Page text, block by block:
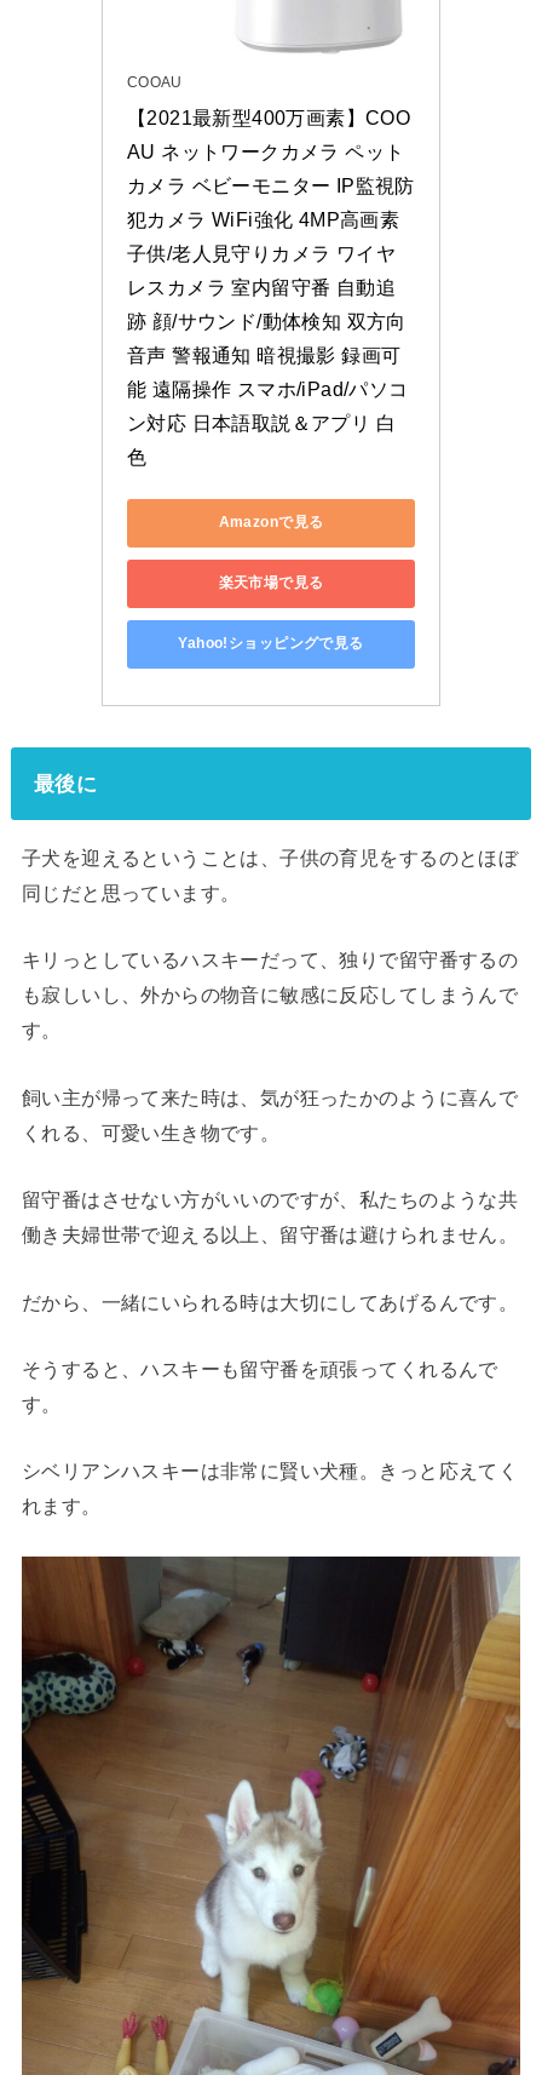
COOAU
【2021最新型400万画素】COO
AU ネットワークカメラ ペット
カメラ ベビーモニター IP監視防
犯カメラ WiFi強化 4MP高画素
子供/老人見守りカメラ ワイヤ
レスカメラ 室内留守番 自動追
跡 顔/サウンド/動体検知 双方向
音声 警報通知 暗視撮影 録画可
能 遠隔操作 スマホ/iPad/パソコ
ン対応 日本語取説＆アプリ 白
色
Amazonで見る
楽天市場で見る
Yahoo!ショッピングで見る
最後に
子犬を迎えるということは、子供の育児をするのとほぼ
同じだと思っています。
キリっとしているハスキーだって、独りで留守番するの
も寂しいし、外からの物音に敏感に反応してしまうんで
す。
飼い主が帰って来た時は、気が狂ったかのように喜んで
くれる、可愛い生き物です。
留守番はさせない方がいいのですが、私たちのような共
働き夫婦世帯で迎える以上、留守番は避けられません。
だから、一緒にいられる時は大切にしてあげるんです。
そうすると、ハスキーも留守番を頑張ってくれるんで
す。
シベリアンハスキーは非常に賢い犬種。きっと応えてく
れます。